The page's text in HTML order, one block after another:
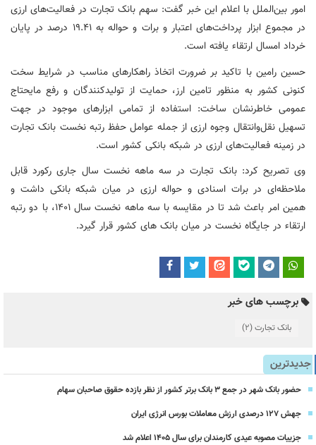
امور بین‌الملل با اعلام این خبر گفت: سهم بانک تجارت در فعالیت‌های ارزی
در مجموع ابزار پرداخت‌های اعتبار و برات و حواله به ۱۹.۴۱ درصد در پایان
خرداد امسال ارتقاء یافته است.
حسین رامین با تاکید بر ضرورت اتخاذ راهکارهای مناسب در شرایط سخت
کنونی کشور به منظور تامین ارز، حمایت از تولیدکنندگان و رفع مایحتاج
عمومی خاطرنشان ساخت: استفاده از تمامی ابزارهای موجود در جهت
تسهیل نقل‌و‌انتقال وجوه ارزی از جمله عوامل حفظ رتبه نخست بانک تجارت
در زمینه فعالیت‌های ارزی در شبکه بانکی کشور است.
وی تصریح کرد: بانک تجارت در سه ماهه نخست سال جاری رکورد قابل
ملاحظه‌ای در برات اسنادی و حواله ارزی در میان شبکه بانکی داشت و
همین امر باعث شد تا در مقایسه با سه ماهه نخست سال 1401، با دو رتبه
ارتقاء در جایگاه نخست در میان بانک های کشور قرار گیرد.
برچسب های خبر
بانک تجارت(2)
جدیدترین
حضور بانک شهر در جمع ۳ بانک برتر کشور از نظر بازده حقوق صاحبان سهام
جهش ۱۲۷ درصدی ارزش معاملات بورس انرژی ایران
جزییات مصوبه عیدی کارمندان برای سال 1405 اعلام شد